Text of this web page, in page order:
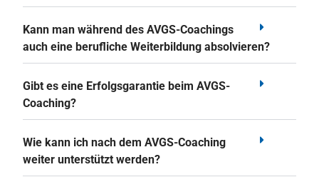
Kann man während des AVGS-Coachings
auch eine berufliche Weiterbildung absolvieren?
Gibt es eine Erfolgsgarantie beim AVGS-
Coaching?
Wie kann ich nach dem AVGS-Coaching
weiter unterstützt werden?